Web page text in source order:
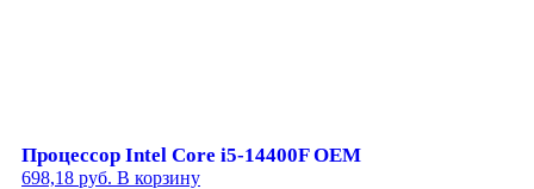
Процессор Intel Core i5-14400F OEM
698,18 руб. В корзину